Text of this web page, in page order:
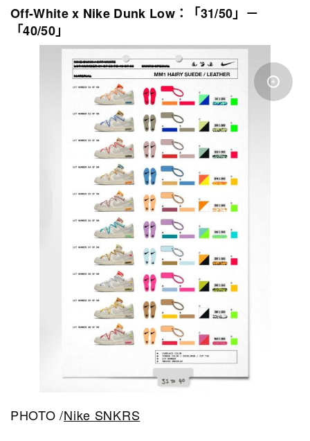
Off-White x Nike Dunk Low：「31/50」－
「40/50」
PHOTO /Nike SNKRS